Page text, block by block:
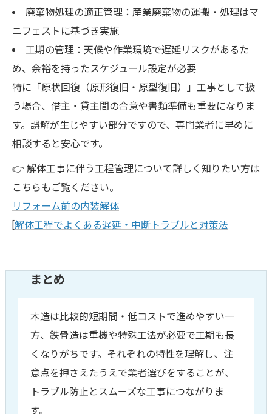
廃棄物処理の適正管理：産業廃棄物の運搬・処理はマ
ニフェストに基づき実施
工期の管理：天候や作業環境で遅延リスクがあるた
め、余裕を持ったスケジュール設定が必要
特に「原状回復（原形復旧・原型復旧）」工事として扱
う場合、借主・貸主間の合意や書類準備も重要になりま
す。誤解が生じやすい部分ですので、専門業者に早めに
相談すると安心です。
👉 解体工事に伴う工程管理について詳しく知りたい方は
こちらもご覧ください。
リフォーム前の内装解体
[解体工程でよくある遅延・中断トラブルと対策法
まとめ
木造は比較的短期間・低コストで進めやすい一
方、鉄骨造は重機や特殊工法が必要で工期も長
くなりがちです。それぞれの特性を理解し、注
意点を押さえたうえで業者選びをすることが、
トラブル防止とスムーズな工事につながりま
す。